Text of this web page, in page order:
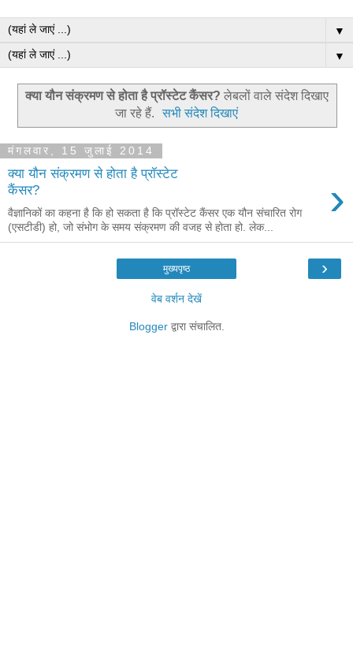
▼
▼
क्या यौन संक्रमण से होता है प्रॉस्टेट कैंसर? लेबलों वाले संदेश दिखाए
जा रहे हैं.
सभी संदेश दिखाएं
मंगलवार, 15 जुलाई 2014
क्या यौन संक्रमण से होता है प्रॉस्टेट
कैंसर?
›
वैज्ञानिकों का कहना है कि हो सकता है कि प्रॉस्टेट कैंसर एक यौन संचारित रोग
(एसटीडी) हो, जो संभोग के समय संक्रमण की वजह से होता हो. लेक...
›
मुख्यपृष्ठ
वेब वर्शन देखें
Bloggerद्वारा संचालित.